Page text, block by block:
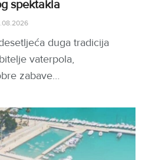
spektakla
duga tradicija
vaterpola,
zabave…